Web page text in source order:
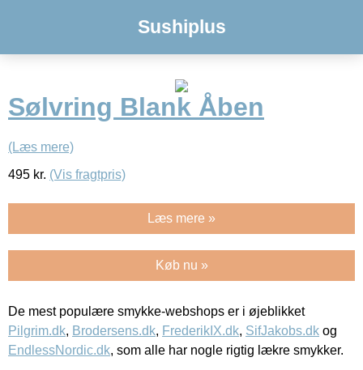
Sushiplus
Sølvring Blank Åben
(Læs mere)
495 kr. (Vis fragtpris)
Læs mere »
Køb nu »
De mest populære smykke-webshops er i øjeblikket
Pilgrim.dk, Brodersens.dk, FrederikIX.dk, SifJakobs.dk og
EndlessNordic.dk, som alle har nogle rigtig lækre smykker.